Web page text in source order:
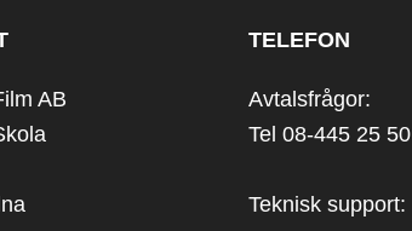
AB
TELEFON
Avtalsfrågor:
Tel 08-445 25 50
Teknisk support: